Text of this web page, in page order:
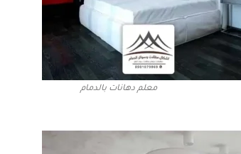
معلم دهانات بالدمام